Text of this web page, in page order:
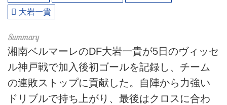
大岩一貴
湘南ベルマーレのDF大岩一貴が5日のヴィッセ
ル神戸戦で加入後初ゴールを記録し、チーム
の連敗ストップに貢献した。自陣から力強い
ドリブルで持ち上がり、最後はクロスに合わ